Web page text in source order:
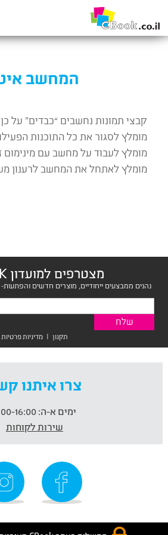
המחשב
קבצי תמונות נחשבים “כבדים” על
מומלץ לסגור את כל התוכנות
מומלץ לעבוד על מחשב עם מינימום זיכרון
מומלץ לאתחל את המחשב לרענון
מצטרפים למועדון CBOOK
נהנים ממבצעים ייחודיים, מוצרים חדשים
תקנון | מדיניות פרטיות
צרו איתנו
ימים א-ה:
שירות לקוחות